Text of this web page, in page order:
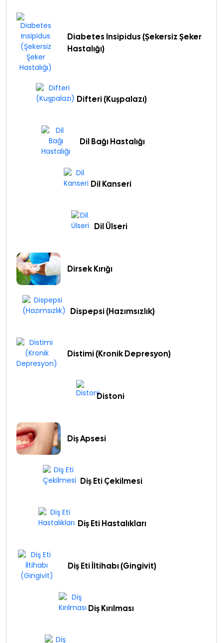
Diabetes Insipidus (Şekersiz Şeker
Hastalığı)
Difteri (Kuşpalazı)
Dil Bağı Hastalığı
Dil Kanseri
Dil Ülseri
Dirsek Kırığı
Dispepsi (Hazımsızlık)
Distimi (Kronik Depresyon)
Distoni
Diş Apsesi
Diş Eti Çekilmesi
Diş Eti Hastalıkları
Diş Eti İltihabı (Gingivit)
Diş Kırılması